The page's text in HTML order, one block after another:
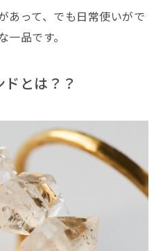
あって、でも日常使いがで
一品です。
とは？？